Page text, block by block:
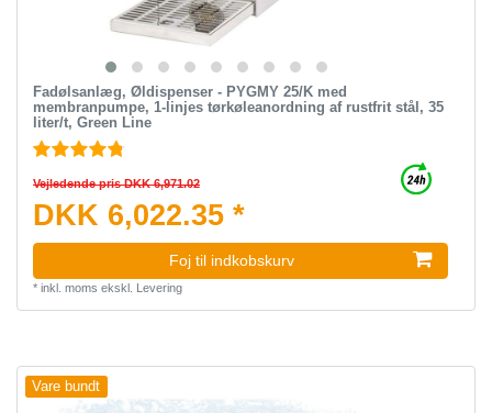
Fadølsanlæg, Øldispenser - PYGMY 25/K med
membranpumpe, 1-linjes tørkøleanordning af rustfrit stål, 35
liter/t, Green Line
Vejledende pris DKK 6,971.02
DKK 6,022.35 *
Foj til indkobskurv
* inkl. moms ekskl. Levering
Vare bundt